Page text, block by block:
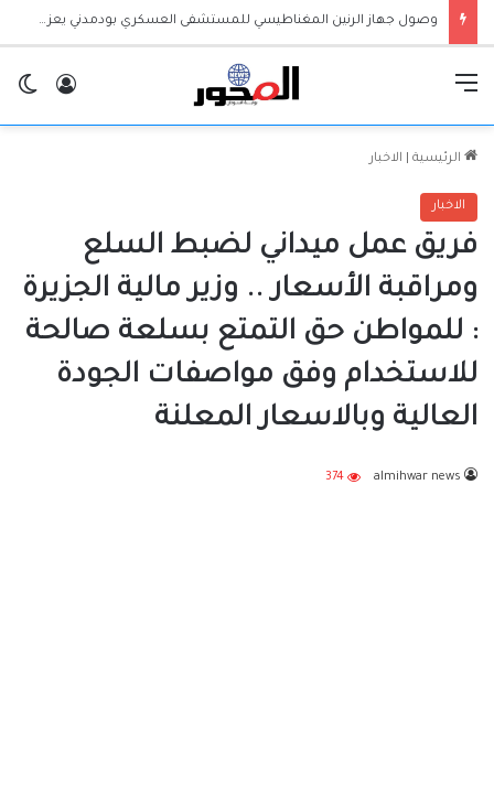
وصول جهاز الرنين المغناطيسي للمستشفى العسكري بودمدني يعزز الخدمات الطبية بالجزيرة
الرئيسية الاخبار
الاخبار
فريق عمل ميداني لضبط السلع
ومراقبة الأسعار .. وزير مالية الجزيرة
: للمواطن حق التمتع بسلعة صالحة
للاستخدام وفق مواصفات الجودة
العالية وبالاسعار المعلنة
almihwar news
374